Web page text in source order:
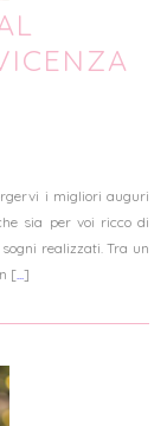
i migliori auguri
sia per voi ricco di
realizzati. Tra un
[...]